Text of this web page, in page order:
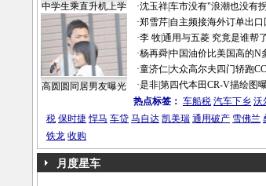
中学生乘直升机上学
高圆圆同居男友曝光
·沈玉祥|车市没有"浪潮也没有
·郑雪芹| 自主频接海外订单出口
·李 牧|通用与五菱 究竟是谁帮
·杨再舜|中国油价比美国高的N
·童济仁|大众高尔夫四门轿跑
·是非|第四代本田CR-V描绘图
热点标签： 车船税 汽车下乡 沃
税 保时捷 悍马 车贷 马自达 凯美瑞 通用破产 雪佛兰
铁龙 收购
月度星车